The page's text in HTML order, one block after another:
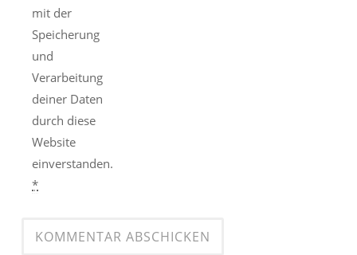
mit der
Speicherung
und
Verarbeitung
deiner Daten
durch diese
Website
einverstanden.
*